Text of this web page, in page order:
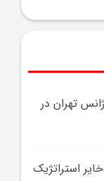
اورژانس تهران در
استراتژيک